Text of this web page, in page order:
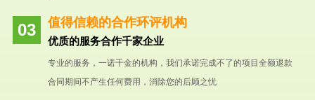
值得信赖的合作环评机构
优质的服务合作千家企业
专业的服务，一诺千金的机构，我们承诺完成不了的项目全额退款
合同期间不产生任何费用，消除您的后顾之忧